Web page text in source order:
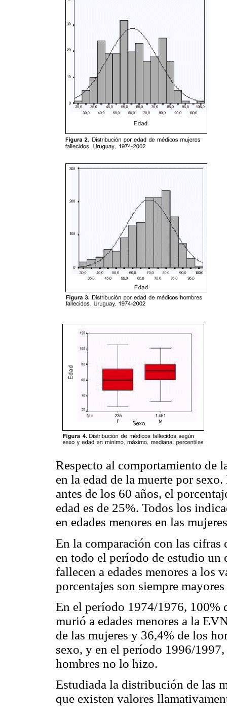
Respecto al comportamiento de
en la edad de la muerte por
antes de los 60 años, el
edad es de 25%. Todos los
en edades menores en las
En la comparación con las
en todo el período de estudio un
fallecen a edades menores a los
porcentajes son siempre
En el período 1974/1976, 100%
murió a edades menores a la
de las mujeres y 36,4% de los
sexo, y en el período 1996/
hombres no lo hizo.
Estudiada la distribución de las
que existen valores